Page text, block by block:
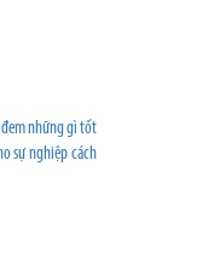
đem những gì tốt
sự nghiệp cách